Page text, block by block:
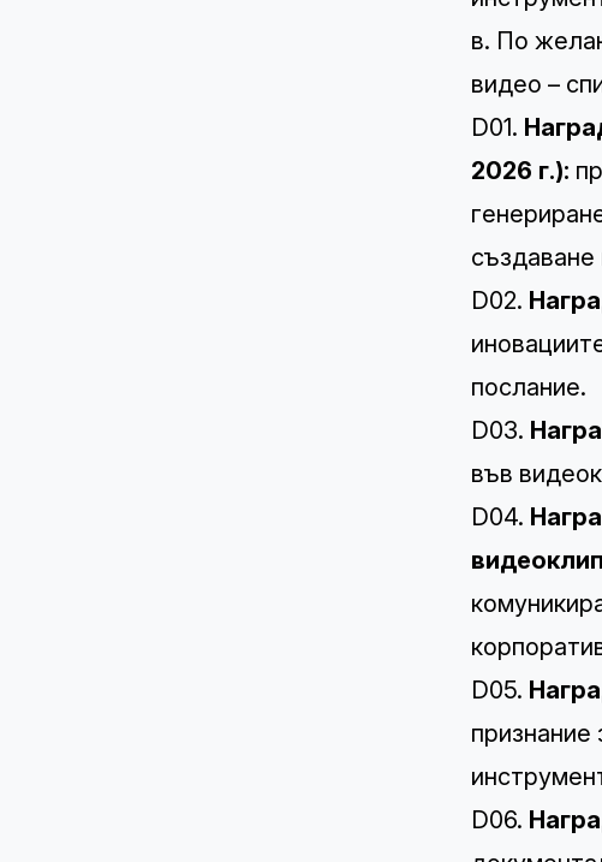
в. По
видео –
D01.
2026 г.):
D02.
послание.
D03.
във
D04.
D05.
признание
D06.